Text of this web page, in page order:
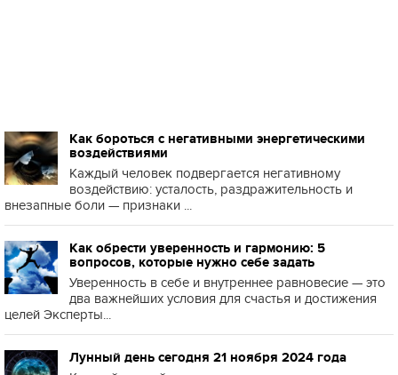
Как бороться с негативными энергетическими
воздействиями
Каждый человек подвергается негативному
воздействию: усталость, раздражительность и
внезапные боли — признаки ...
Как обрести уверенность и гармонию: 5
вопросов, которые нужно себе задать
Уверенность в себе и внутреннее равновесие — это
два важнейших условия для счастья и достижения
целей Эксперты...
Лунный день сегодня 21 ноября 2024 года